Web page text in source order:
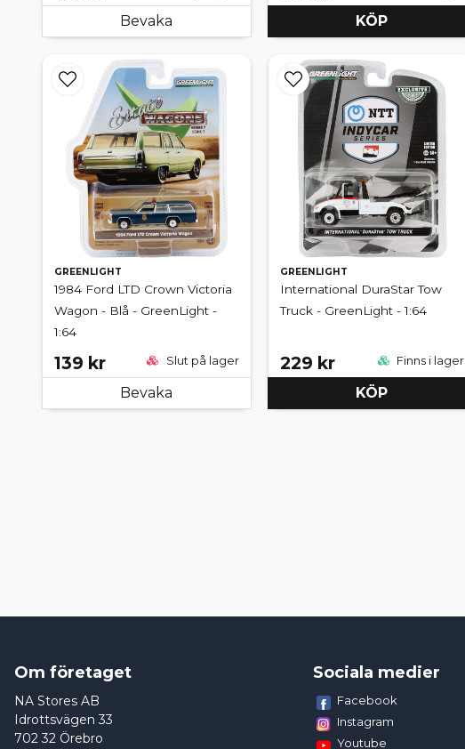
Bevaka KÖP
GREENLIGHT
1984 Ford LTD Crown Victoria
Wagon - Blå - GreenLight -
1:64
139 kr Slut på lager
Bevaka
GREENLIGHT
International DuraStar Tow
Truck - GreenLight - 1:64
229 kr Finns i lager
KÖP
Om företaget
NA Stores AB
Idrottsvägen 33
702 32 Örebro
Sociala medier
Facebook
Instagram
Youtube